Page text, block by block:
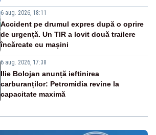
6 aug. 2026, 18:11
Accident pe drumul expres după o oprire
de urgență. Un TIR a lovit două trailere
încărcate cu mașini
6 aug. 2026, 17:38
Ilie Bolojan anunță ieftinirea
carburanților: Petromidia revine la
capacitate maximă